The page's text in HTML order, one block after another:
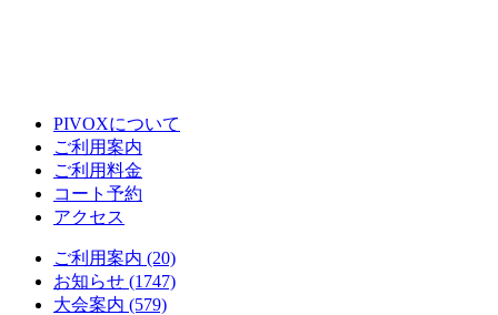
PIVOXについて
ご利用案内
ご利用料金
コート予約
アクセス
ご利用案内 (20)
お知らせ (1747)
大会案内 (579)